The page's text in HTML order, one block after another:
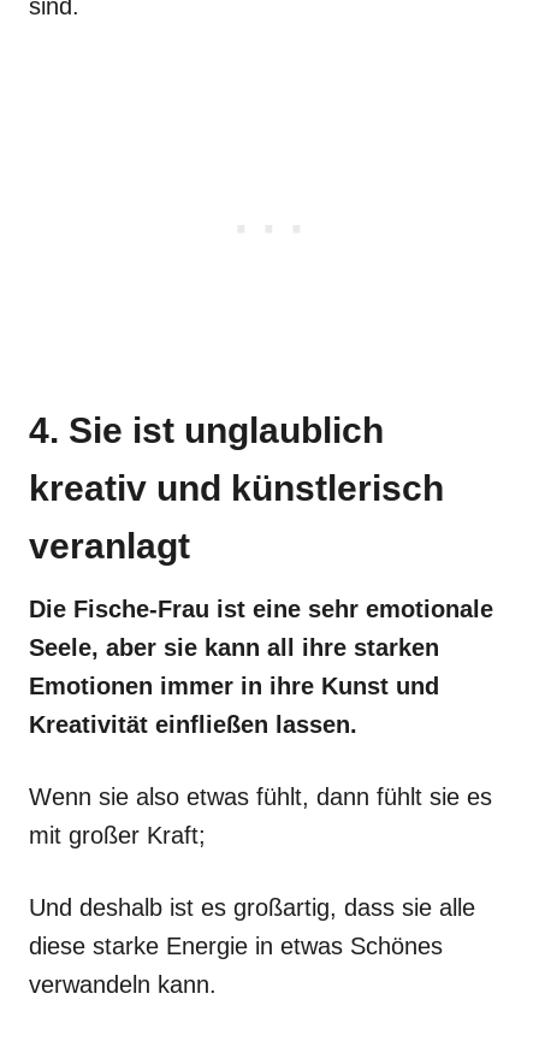
sind.
4. Sie ist unglaublich
kreativ und künstlerisch
veranlagt
Die Fische-Frau ist eine sehr emotionale
Seele, aber sie kann all ihre starken
Emotionen immer in ihre Kunst und
Kreativität einfließen lassen.
Wenn sie also etwas fühlt, dann fühlt sie es
mit großer Kraft;
Und deshalb ist es großartig, dass sie alle
diese starke Energie in etwas Schönes
verwandeln kann.